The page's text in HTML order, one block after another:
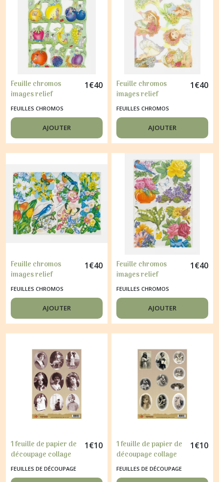
Feuille chromos
images relief
découpage collage
FRUITS 1997
1€40
FEUILLES CHROMOS
AJOUTER
Feuille chromos
images relief
découpage collage
ENFANT D AUTREFOIS
1806
1€40
FEUILLES CHROMOS
AJOUTER
Feuille chromos
images relief
découpage collage
FLEURS OISEAU 1590
1€40
FEUILLES CHROMOS
AJOUTER
Feuille chromos
images relief
découpage collage
FLEURS 1546
1€40
FEUILLES CHROMOS
AJOUTER
1 feuille de papier de
découpage collage
21 x 29,7 cm VINTAGE
ENFANT 194
1€10
FEUILLES DE DÉCOUPAGE
1 feuille de papier de
découpage collage
21 x 29,7 cm VINTAGE
ENFANT 193
1€10
FEUILLES DE DÉCOUPAGE